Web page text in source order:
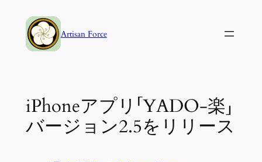
Artisan Force
iPhoneアプリ「YADO-楽」
バージョン2.5をリリース